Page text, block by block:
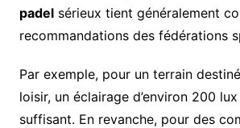
padelsérieux tient généralement
recommandations des fédérations
Par exemple, pour un terrain
loisir, un éclairage d’environ 200
suffisant. En revanche, pour des